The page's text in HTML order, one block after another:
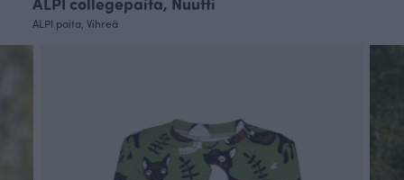
ALPI paita, Vihreä